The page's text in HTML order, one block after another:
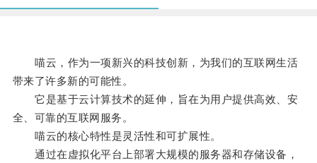
喵云，作为一项新兴的科技创新，为我们的互联网生活
带来了许多新的可能性。
它是基于云计算技术的延伸，旨在为用户提供高效、安
全、可靠的互联网服务。
喵云的核心特性是灵活性和可扩展性。
通过在虚拟化平台上部署大规模的服务器和存储设备，